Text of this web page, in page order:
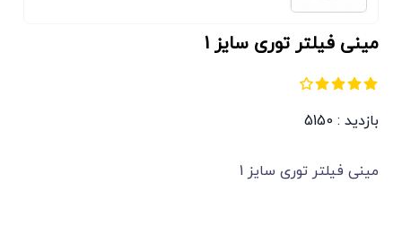
ﻣﯿﻨﻰ ﻓﯿﻠﺘﺮ ﺗﻮری سایز 1
بازدید : 5150
ﻣﯿﻨﻰ ﻓﯿﻠﺘﺮ ﺗﻮری سایز 1